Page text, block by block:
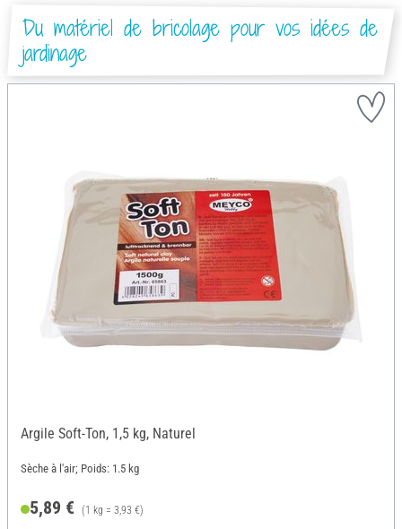
Du matériel de bricolage pour vos idées de
jardinage
Argile Soft-Ton, 1,5 kg, Naturel
Sèche à l'air; Poids: 1.5 kg
5,89 € (1 kg = 3,93 €)